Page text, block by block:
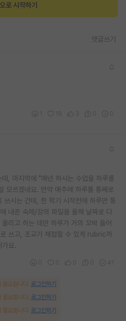
로 시작하기
댓글쓰기
, 마지막에 "매년 하시는 수업을 하루를
모르겠네요. 만약 매주에 하루를 통째로
쓰시는 건데, 한 학기 시작전에 하루만 통
내준 숙제/강의 파일을 올해 날짜로 다
리고 하는 데만 하루가 거의 꼬박 들어
쓰고, 조교가 채점할 수 있게 rubric까
요.
필요합니다. 로그인하기
필요합니다. 로그인하기
필요합니다. 로그인하기